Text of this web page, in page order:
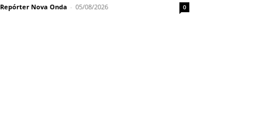
Repórter Nova Onda - 05/08/2026 0